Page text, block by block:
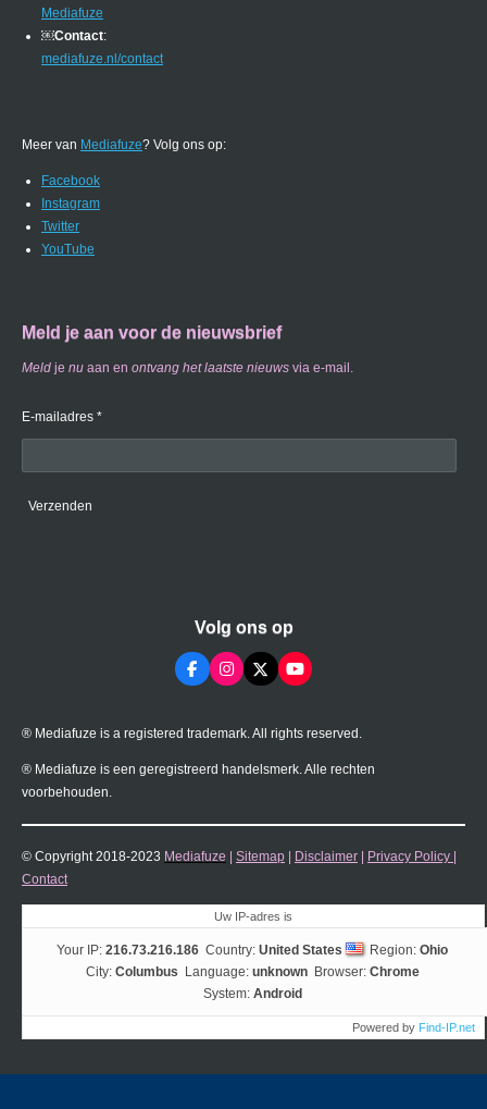
Mediafuze
￼Contact:
mediafuze.nl/contact
Meer van Mediafuze? Volg ons op:
Facebook
Instagram
Twitter
YouTube
Meld je aan voor de nieuwsbrief
Meld je nu aan en ontvang het laatste nieuws via e-mail.
E-mailadres *
Verzenden
Volg ons op
F
a
b
o
I
n
a
r
X
Y
o
u
e
® Mediafuze is a registered trademark. All rights reserved.
® Mediafuze is een geregistreerd handelsmerk. Alle rechten
voorbehouden.
© Copyright 2018-2023 Mediafuze Sitemap Disclaimer Privacy Policy
Contact
Uw IP-adres is
Your IP: 216.73.216.186 Country: United States Region: Ohio
City: Columbus Language: unknown Browser: Chrome
System: Android
Powered by Find-IP.net